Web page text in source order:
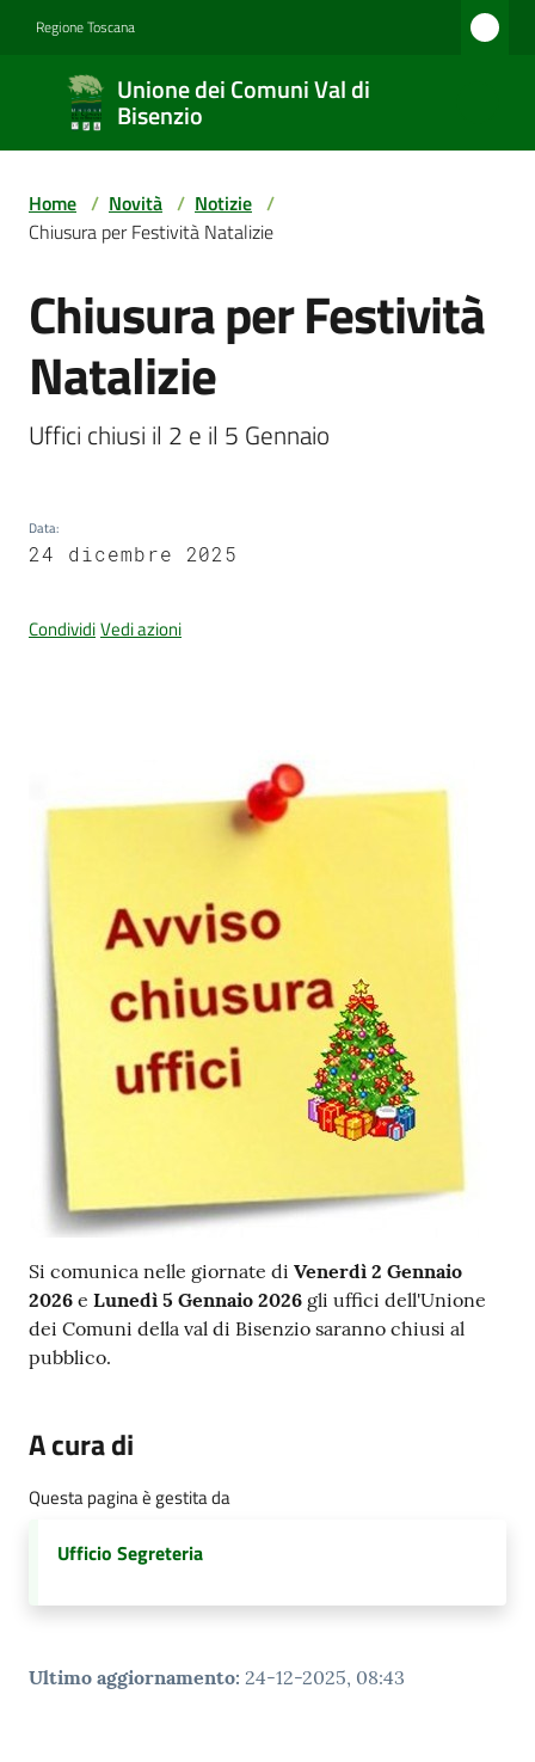
Regione Toscana
Unione dei Comuni Val di
Bisenzio
Unione
dei
Comuni
Val di
Bisenzio
Amministrazione
Novità
Servizi
Documenti
e
Seguici
Home / Novità / Notizie /
Chiusura per Festività Natalizie
Salta al contenuto
Chiusura per Festività
Natalizie
Uffici chiusi il 2 e il 5 Gennaio
Data:
24 dicembre 2025
CondividiVedi azioni
Contenuto
Si comunica nelle giornate di Venerdì 2 Gennaio
2026 e Lunedì 5 Gennaio 2026 gli uffici dell'Unione
dei Comuni della val di Bisenzio saranno chiusi al
pubblico.
A cura di
Questa pagina è gestita da
Ufficio Segreteria
Ultimo aggiornamento: 24-12-2025, 08:43